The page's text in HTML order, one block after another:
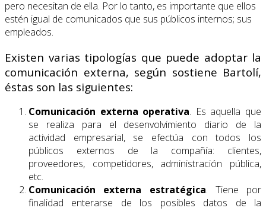
pero necesitan de ella. Por lo tanto, es importante que ellos
estén igual de comunicados que sus públicos internos; sus
empleados.
Existen varias tipologías que puede adoptar la
comunicación externa, según sostiene Bartolí,
éstas son las siguientes:
Comunicación externa operativa. Es aquella que
se realiza para el desenvolvimiento diario de la
actividad empresarial, se efectúa con todos los
públicos externos de la compañía: clientes,
proveedores, competidores, administración pública,
etc.
Comunicación externa estratégica. Tiene por
finalidad enterarse de los posibles datos de la